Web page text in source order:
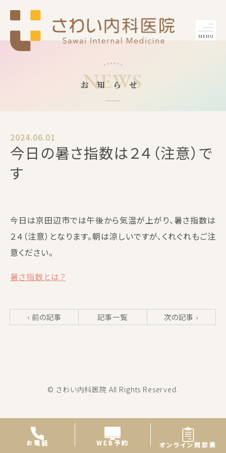
MENU
お知らせ
NEWS
2024.06.01
今日の暑さ指数は２４（注意）で
す
今日は京田辺市では午後から気温が上がり、暑さ指数は
２４（注意）となります。朝は涼しいですが、くれぐれもご注
意ください。
暑さ指数とは？
‹ 前の記事 記事一覧 次の記事 ›
© さわい内科医院 All Rights Reserved.
お電話 WEB予約 オンライン問診票